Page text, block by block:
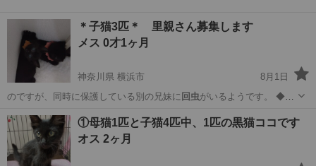
＊子猫3匹＊ 里親さん募集します
メス 0才1ヶ月
神奈川県 横浜市
8月1日
のですが、同時に保護している別の兄妹に 回虫がいるようです。 ◆そ
神奈川 横浜市 猫 ワクチン
①母猫1匹と子猫4匹中、1匹の黒猫ココです
オス 2ヶ月